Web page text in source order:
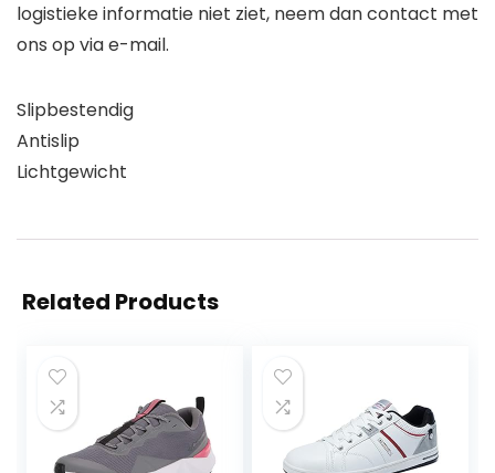
logistieke informatie niet ziet, neem dan contact met
ons op via e-mail.
Slipbestendig
Antislip
Lichtgewicht
Related Products